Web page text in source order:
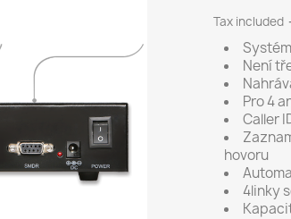
Tax included
Není
Pro 4
Caller
hovoru
4linky